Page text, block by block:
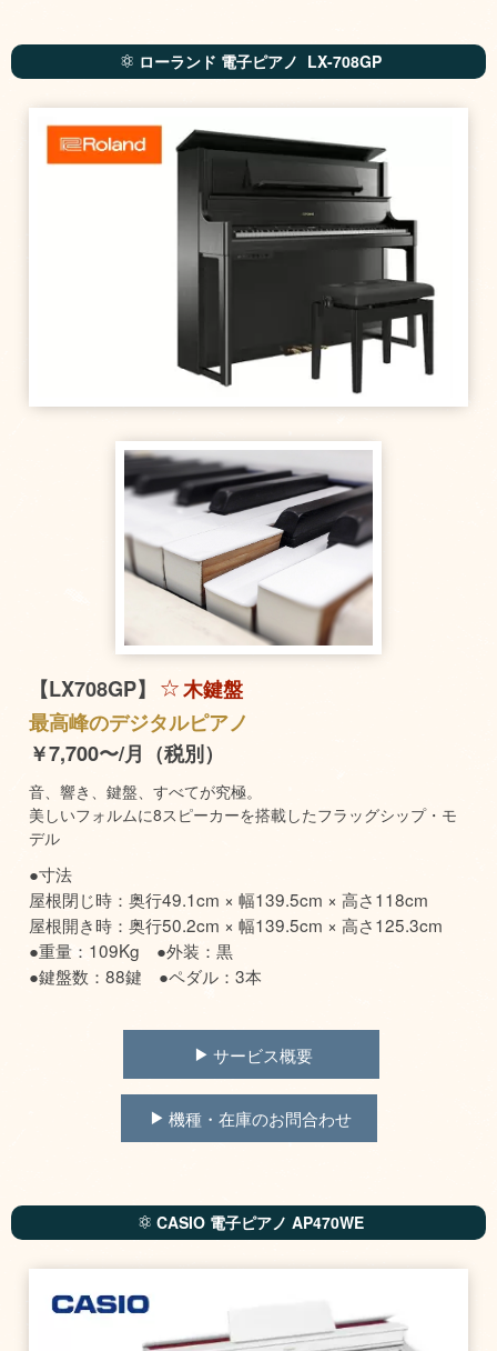
ローランド 電子ピアノ LX-708GP
【LX708GP】
木鍵盤
最高峰のデジタルピアノ
￥7,700〜/月（税別）
音、響き、鍵盤、すべてが究極。
美しいフォルムに8スピーカーを搭載したフラッグシップ・モ
デル
●寸法
屋根閉じ時：奥行49.1cm × 幅139.5cm × 高さ118cm
屋根開き時：奥行50.2cm × 幅139.5cm × 高さ125.3cm
●重量：109Kg ●外装：黒
●鍵盤数：88鍵 ●ペダル：3本
サービス概要
機種・在庫のお問合わせ
CASIO 電子ピアノ AP470WE